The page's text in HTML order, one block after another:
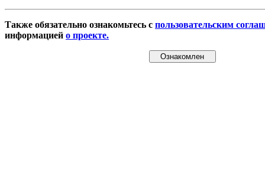
Также обязательно ознакомьтесь с пользовательским
информацией о проекте.
Ознакомлен